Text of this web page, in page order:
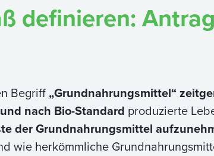
definieren:
Begriff„Grundnahrungsmittel“
nach Bio-Standard produzierte
der Grundnahrungsmittel
wie herkömmliche